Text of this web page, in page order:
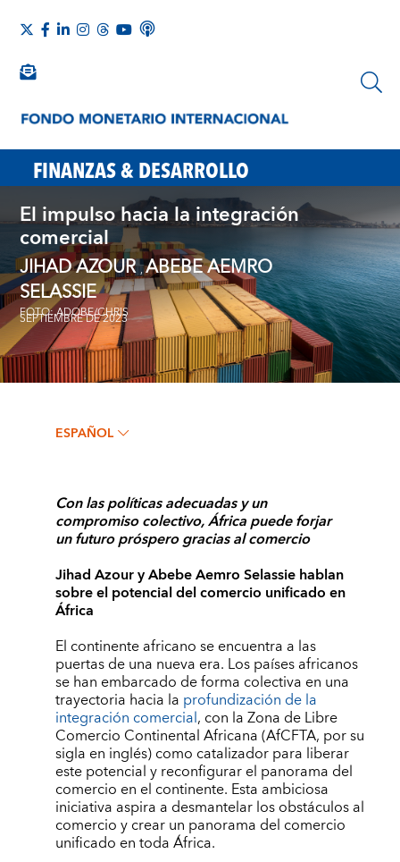
FINANZAS & DESARROLLO
El impulso hacia la integración
comercial
JIHAD AZOUR,ABEBE AEMRO
SELASSIE
SEPTIEMBRE DE 2023
FOTO: ADOBE/CHRIS
ESPAÑOL
Con las políticas adecuadas y un
compromiso colectivo, África puede forjar
un futuro próspero gracias al comercio
Jihad Azour y Abebe Aemro Selassie hablan
sobre el potencial del comercio unificado en
África
El continente africano se encuentra a las
puertas de una nueva era. Los países africanos
se han embarcado de forma colectiva en una
trayectoria hacia la profundización de la
integración comercial, con la Zona de Libre
Comercio Continental Africana (AfCFTA, por su
sigla en inglés) como catalizador para liberar
este potencial y reconfigurar el panorama del
comercio en el continente. Esta ambiciosa
iniciativa aspira a desmantelar los obstáculos al
comercio y crear un panorama del comercio
unificado en toda África.